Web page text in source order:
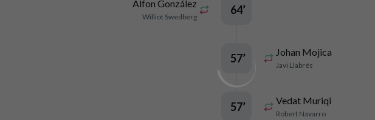
Alfon González
Williot Swedberg
64’
Johan Mojica
Javi Llabrés
57’
Vedat Muriqi
Robert Navarro
57’